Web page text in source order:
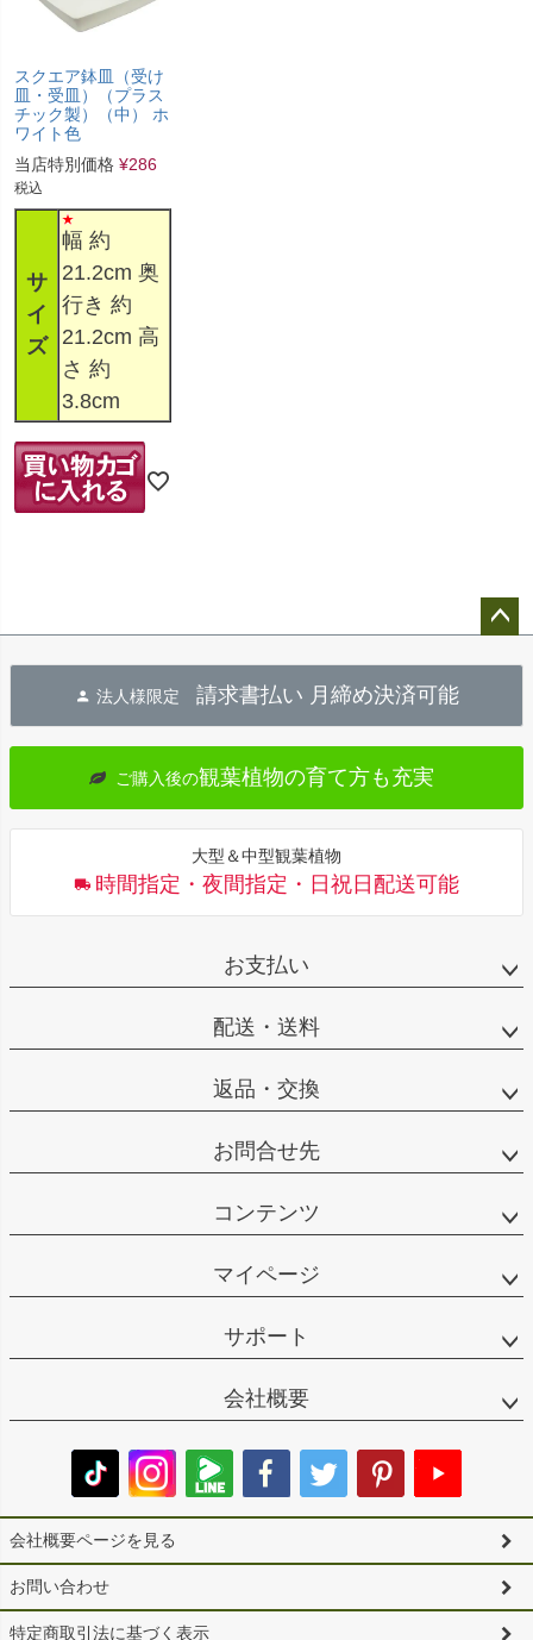
スクエア鉢皿（受け
皿・受皿）（プラス
チック製）（中） ホ
ワイト色
当店特別価格 ¥286
税込
サ
イ
ズ
幅 約
21.2cm 奥
行き 約
21.2cm 高
さ 約
3.8cm
へ
法人様限定 請求書払い 月締め決済可能
ご購入後の観葉植物の育て方も充実
大型＆中型観葉植物
時間指定・夜間指定・日祝日配送可能
お支払い
配送・送料
返品・交換
お問合せ先
コンテンツ
マイページ
サポート
会社概要
会社概要ページを見る
お問い合わせ
特定商取引法に基づく表示